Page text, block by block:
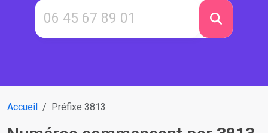
Accueil Préfixe 3813